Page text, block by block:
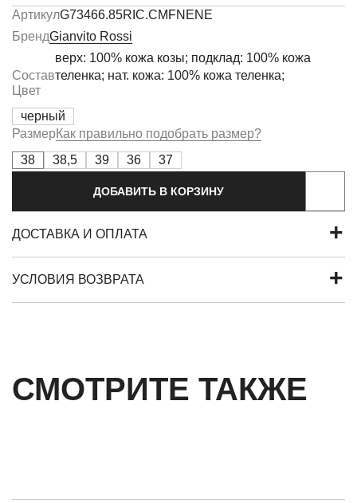
АртикулG73466.85RIC.CMFNENE
БрендGianvito Rossi
Состав
верх: 100% кожа козы; подклад: 100% кожа
теленка; нат. кожа: 100% кожа теленка;
Цвет
черный
РазмерКак правильно подобрать размер?
38
38,5 39 36 37
ДОБАВИТЬ В КОРЗИНУ
ДОСТАВКА И ОПЛАТА
УСЛОВИЯ ВОЗВРАТА
СМОТРИТЕ ТАКЖЕ